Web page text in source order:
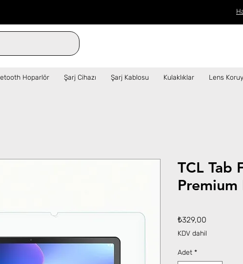
verilen siparişler aynı gün kargo!  ✦
Hoparlör Şarj Cihazı Şarj Kablosu Kulaklıklar Lens
TCL Tab
₺329,00
KDV dahil
Adet *